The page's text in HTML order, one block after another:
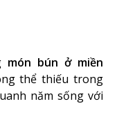
món bún ở miền
thể thiếu trong
năm sống với